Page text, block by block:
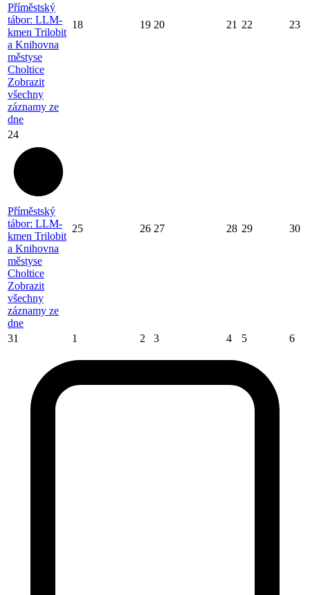
Příměstský
tábor: LLM-
kmen Trilobit
a Knihovna
městyse
Choltice
Zobrazit
všechny
záznamy ze
dne
18 19 20 21 22 23
24
Příměstský
tábor: LLM-
kmen Trilobit
a Knihovna
městyse
Choltice
Zobrazit
všechny
záznamy ze
dne
25 26 27 28 29 30
31 1 2 3 4 5 6